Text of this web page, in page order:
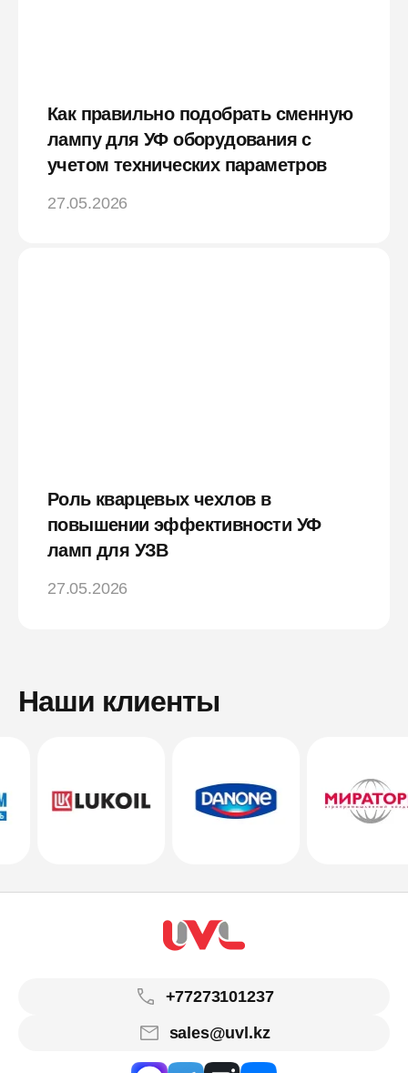
Как правильно подобрать сменную
лампу для УФ оборудования с
учетом технических параметров
27.05.2026
Роль кварцевых чехлов в
повышении эффективности УФ
ламп для УЗВ
27.05.2026
Наши клиенты
+77273101237
sales@uvl.kz